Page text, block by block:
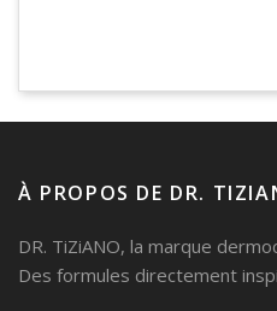
À PROPOS DE DR.
DR. TiZiANO, la marque
Des formules directement